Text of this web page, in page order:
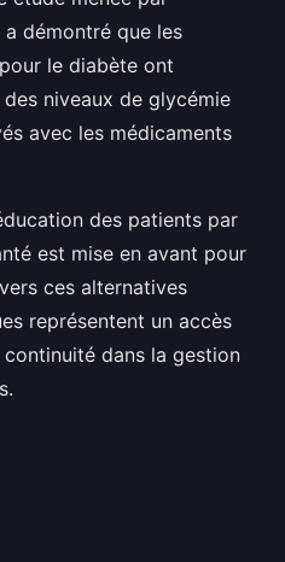
a démontré que les
le diabète ont
niveaux de glycémie
avec les médicaments
des patients par
est mise en avant pour
ces alternatives
représentent un accès
dans la gestion